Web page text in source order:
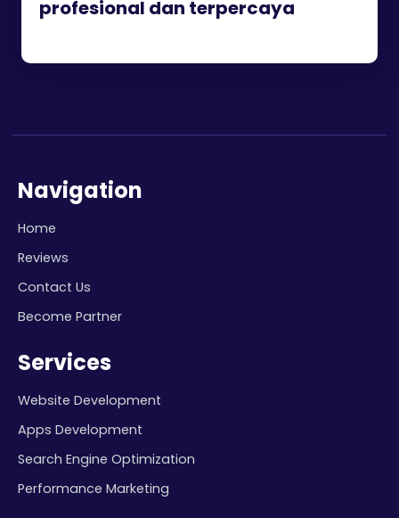
profesional dan terpercaya
Navigation
Home
Reviews
Contact Us
Become Partner
Services
Website Development
Apps Development
Search Engine Optimization
Performance Marketing